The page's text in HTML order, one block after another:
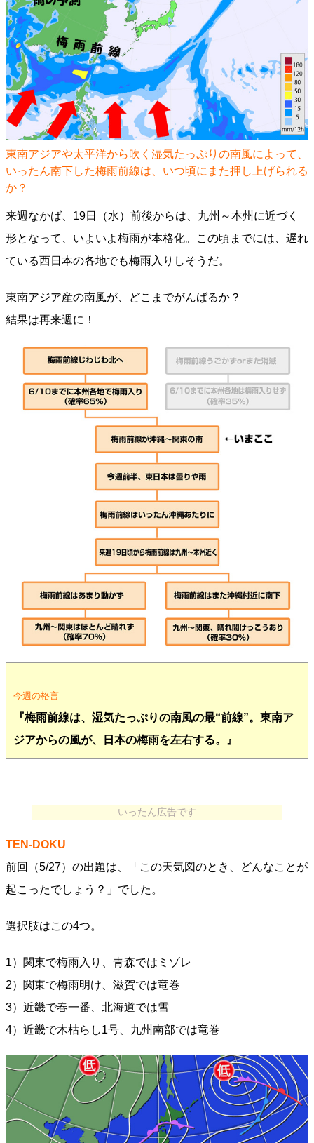
東南アジアや太平洋から吹く湿気たっぷりの南風によって、
いったん南下した梅雨前線は、いつ頃にまた押し上げられる
か？
来週なかば、19日（水）前後からは、九州～本州に近づく
形となって、いよいよ梅雨が本格化。この頃までには、遅れ
ている西日本の各地でも梅雨入りしそうだ。
東南アジア産の南風が、どこまでがんばるか？
結果は再来週に！
今週の格言
『梅雨前線は、湿気たっぷりの南風の最“前線”。東南ア
ジアからの風が、日本の梅雨を左右する。』
いったん広告です
TEN-DOKU
前回（5/27）の出題は、「この天気図のとき、どんなことが
起こったでしょう？」でした。
選択肢はこの4つ。
1）関東で梅雨入り、青森ではミゾレ
2）関東で梅雨明け、滋賀では竜巻
3）近畿で春一番、北海道では雪
4）近畿で木枯らし1号、九州南部では竜巻